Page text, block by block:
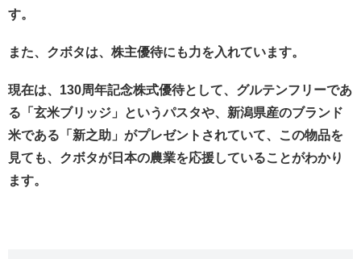
す。
また、クボタは、株主優待にも力を入れています。
現在は、130周年記念株式優待として、グルテンフリーであ
る「玄米ブリッジ」というパスタや、新潟県産のブランド
米である「新之助」がプレゼントされていて、この物品を
見ても、クボタが日本の農業を応援していることがわかり
ます。